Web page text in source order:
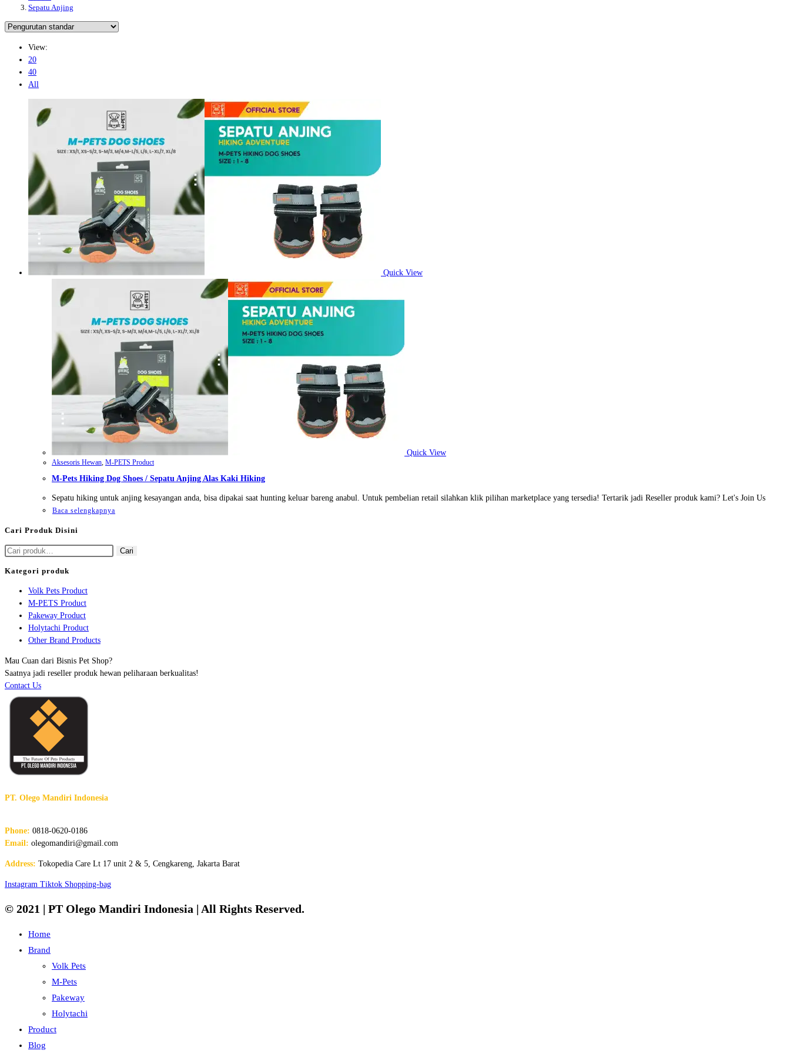
Sepatu Anjing
View:
20
40
All
Quick View
Quick View
Aksesoris Hewan, M-PETS Product
M-Pets Hiking Dog Shoes / Sepatu Anjing Alas Kaki Hiking
Sepatu hiking untuk anjing kesayangan anda, bisa dipakai saat hunting keluar bareng anabul. Untuk pembelian retail silahkan klik pilihan marketplace yang tersedia! Tertarik jadi Reseller produk kami? Let's Join Us
Baca selengkapnya
Cari Produk Disini
Pencarian
Cari
Kategori produk
Volk Pets Product
M-PETS Product
Pakeway Product
Holytachi Product
Other Brand Products
Mau Cuan dari Bisnis Pet Shop?
Saatnya jadi reseller produk hewan peliharaan berkualitas!
Contact Us
PT. Olego Mandiri Indonesia
Phone: 0818-0620-0186
Email: olegomandiri@gmail.com
Address: Tokopedia Care Lt 17 unit 2 & 5, Cengkareng, Jakarta Barat
Instagram Tiktok Shopping-bag
© 2021 | PT Olego Mandiri Indonesia | All Rights Reserved.
Home
Brand
Volk Pets
M-Pets
Pakeway
Holytachi
Product
Blog